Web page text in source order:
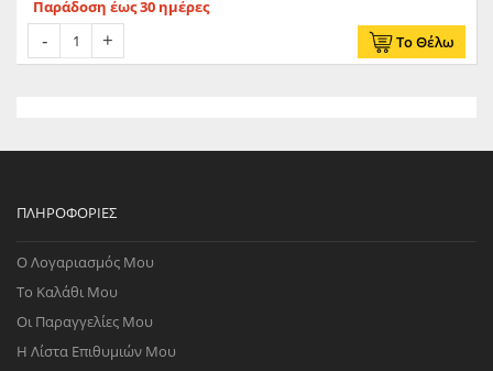
Παράδοση έως 30 ημέρες
Το Θέλω
ΠΛΗΡΟΦΟΡΊΕΣ
Ο Λογαριασμός Μου
Το Καλάθι Μου
Οι Παραγγελίες Μου
Η Λίστα Επιθυμιών Μου